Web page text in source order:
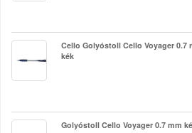
Cello Golyóstoll Cello Voyager 0.7
kék
Golyóstoll Cello Voyager 0.7 mm